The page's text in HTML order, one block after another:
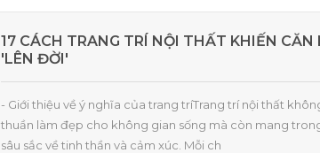
17 CÁCH TRANG TRÍ NỘI THẤT KHIẾN CĂN
'LÊN ĐỜI'
- Giới thiệu về ý nghĩa của trang tríTrang trí nội thất
thuần làm đẹp cho không gian sống mà còn mang
sâu sắc về tinh thần và cảm xúc. Mỗi ch